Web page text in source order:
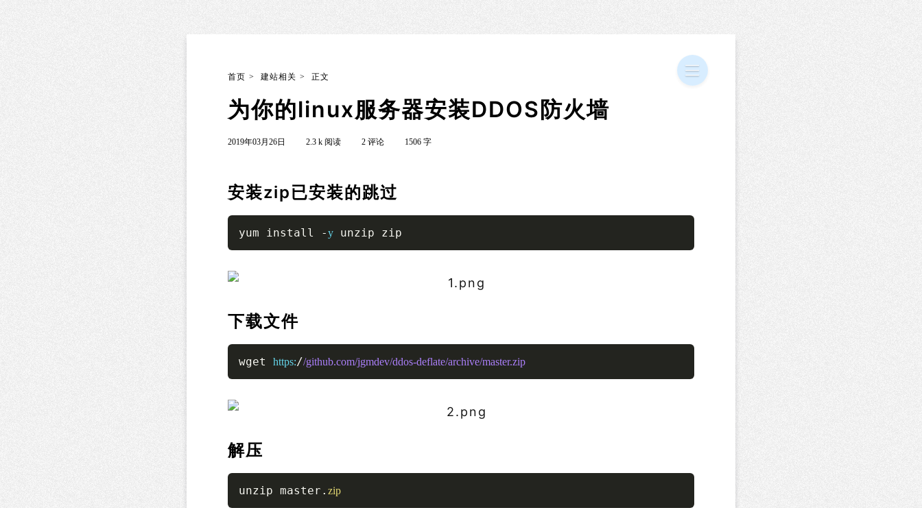
首页 > 建站相关 > 正文
为你的linux服务器安装DDOS防火墙
2019年03月26日 2.3 k 阅读 2 评论 1506 字
安装zip已安装的跳过
yum install -y unzip zip
下载文件
wget https://github.com/jgmdev/ddos-deflate/archive/master.zip
解压
unzip master. zip